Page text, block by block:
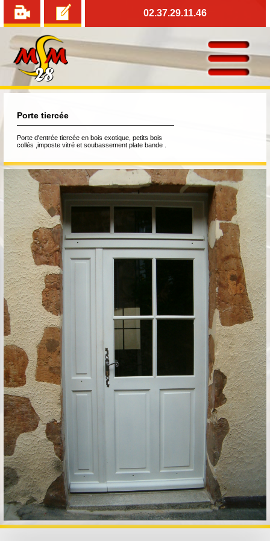
MSM en
vidéo
Passer
commande
02.37.29.11.46
Porte tiercée
Porte d'entrée tiercée en bois exotique, petits bois
collés ,imposte vitré et soubassement plate bande .